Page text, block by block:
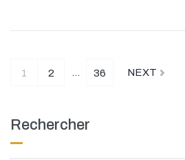
1 2 36 NEXT
Rechercher